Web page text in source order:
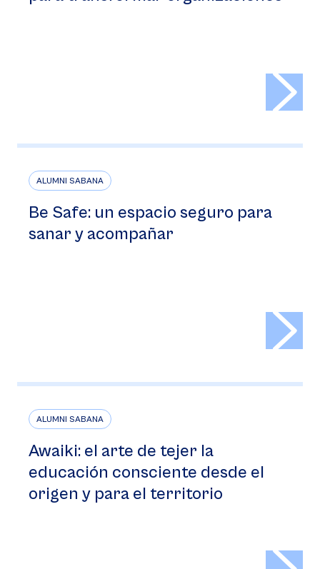
ALUMNI SABANA
Be Safe: un espacio seguro para
sanar y acompañar
ALUMNI SABANA
Awaiki: el arte de tejer la
educación consciente desde el
origen y para el territorio